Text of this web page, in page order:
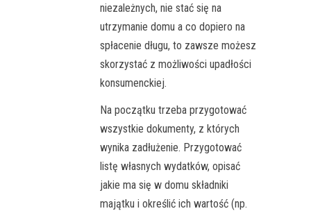
niezależnych, nie stać się na
utrzymanie domu a co dopiero na
spłacenie długu, to zawsze możesz
skorzystać z możliwości upadłości
konsumenckiej.
Na początku trzeba przygotować
wszystkie dokumenty, z których
wynika zadłużenie. Przygotować
listę własnych wydatków, opisać
jakie ma się w domu składniki
majątku i określić ich wartość (np.